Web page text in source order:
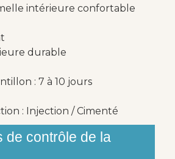
intérieure confortable
durable
: 7 à 10 jours
: Injection / Cimenté
de contrôle de la